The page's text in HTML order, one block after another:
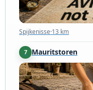
Spijkenisse·13 km
7 Mauritstoren
Den Haag·22 km